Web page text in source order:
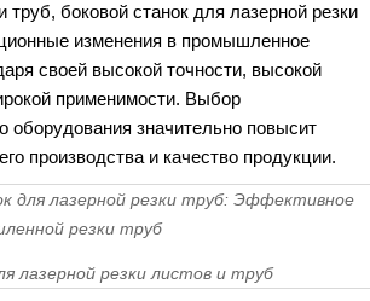
боковой станок для лазерной резки
изменения в промышленное
своей высокой точности, высокой
применимости. Выбор
оборудования значительно повысит
производства и качество продукции.
для лазерной резки труб: Эффективное
резки труб
лазерной резки листов и труб